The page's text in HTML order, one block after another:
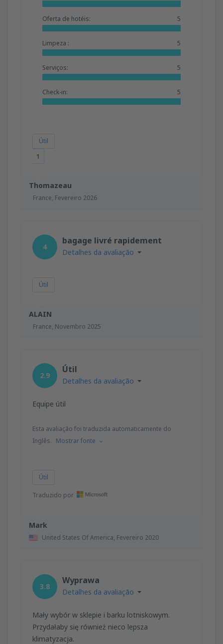
Thomazeau
France, Fevereiro 2026
Oferta de hotéis: 5
Limpeza : 5
Serviços: 5
Check-in: 5
Útil
1
ALAIN
France, Novembro 2025
4
bagage livré rapidement
Detalhes da avaliação
Útil
Mark
United States Of America, Fevereiro 2020
2.9
Útil
Detalhes da avaliação
Equipe útil
Esta avaliação foi traduzida automaticamente do
Inglês. Mostrar fonte
Útil
Traduzido por
3.8
Wyprawa
Detalhes da avaliação
Mały wybór w sklepie i barku lotniskowym.
Przydałaby się również nieco lepsza
klimatyzacja.